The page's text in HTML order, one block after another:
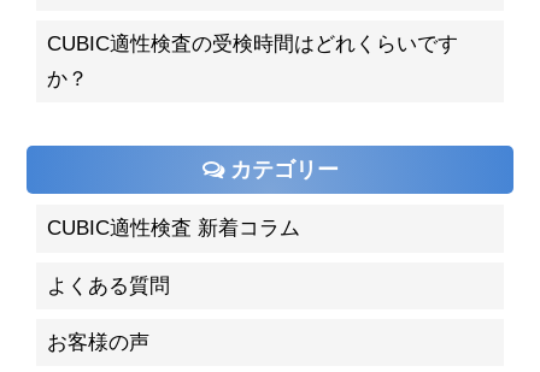
CUBIC適性検査の受検時間はどれくらいです
か？
カテゴリー
CUBIC適性検査 新着コラム
よくある質問
お客様の声